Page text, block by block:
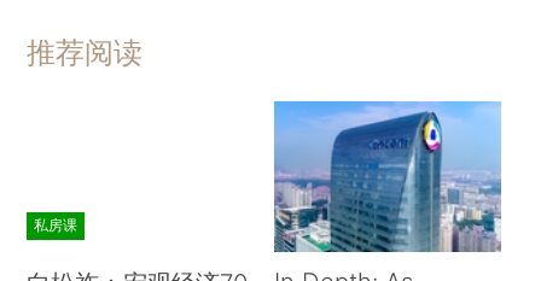
推荐阅读
私房课